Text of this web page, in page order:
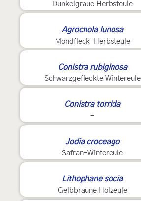
Dunkelgraue Herbsteule
Agrochola lunosa
Mondfleck-Herbsteule
Conistra rubiginosa
Schwarzgefleckte Wintereule
Conistra torrida
-
Jodia croceago
Safran-Wintereule
Lithophane socia
Gelbbraune Holzeule